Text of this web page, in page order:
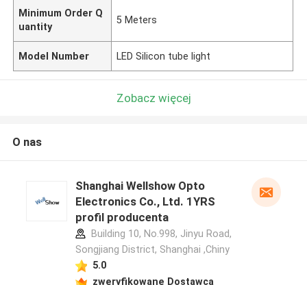
Minimum Order Q
uantity
5 Meters
Model Number LED Silicon tube light
Zobacz więcej
O nas
Shanghai Wellshow Opto
Electronics Co., Ltd. 1YRS
profil producenta
Building 10, No.998, Jinyu Road,
Songjiang District, Shanghai ,Chiny
5.0
zweryfikowane Dostawca